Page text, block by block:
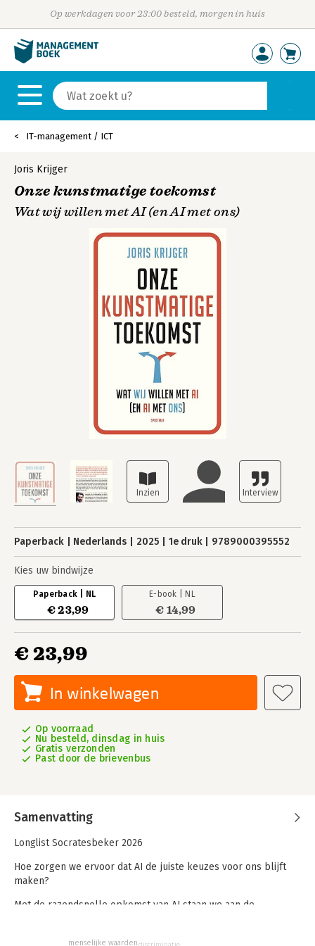
Op werkdagen voor 23:00 besteld, morgen in huis
IT-management / ICT
Joris Krijger
Onze kunstmatige toekomst
Wat wij willen met AI (en AI met ons)
Paperback Nederlands 2025 1e druk 9789000395552
Kies uw bindwijze
Paperback | NL
€ 23,99
E-book | NL
€ 14,99
€ 23,99
In winkelwagen
Op voorraad
Nu besteld, dinsdag in huis
Gratis verzonden
Past door de brievenbus
Samenvatting
Longlist Socratesbeker 2026
Hoe zorgen we ervoor dat AI de juiste keuzes voor ons blijft
maken?
Met de razendsnelle opkomst van AI staan we aan de
menselijke waarden